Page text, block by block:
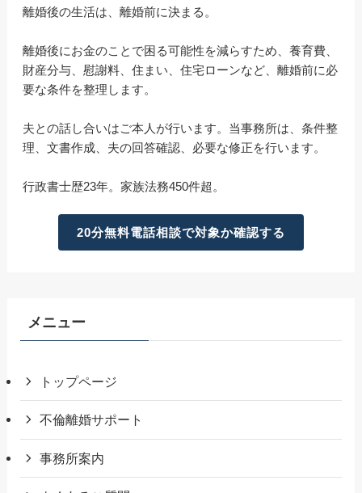
離婚後の生活は、離婚前に決まる。
離婚後にお金のことで困る可能性を減らすため、養育費、
財産分与、慰謝料、住まい、住宅ローンなど、離婚前に必
要な条件を整理します。
夫との話し合いはご本人が行います。当事務所は、条件整
理、文書作成、夫の回答確認、必要な修正を行います。
行政書士歴23年。家族法務450件超。
20分無料電話相談で対象か確認する
メニュー
トップページ
不倫離婚サポート
事務所案内